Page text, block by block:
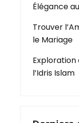
Élégance
Trouver
le Mariage
Exploration
l’Idris Islam